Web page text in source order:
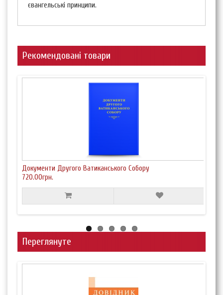
євангельські принципи.
Рекомендовані товари
Документи Другого Ватиканського Собору
720.00грн.
Переглянуте